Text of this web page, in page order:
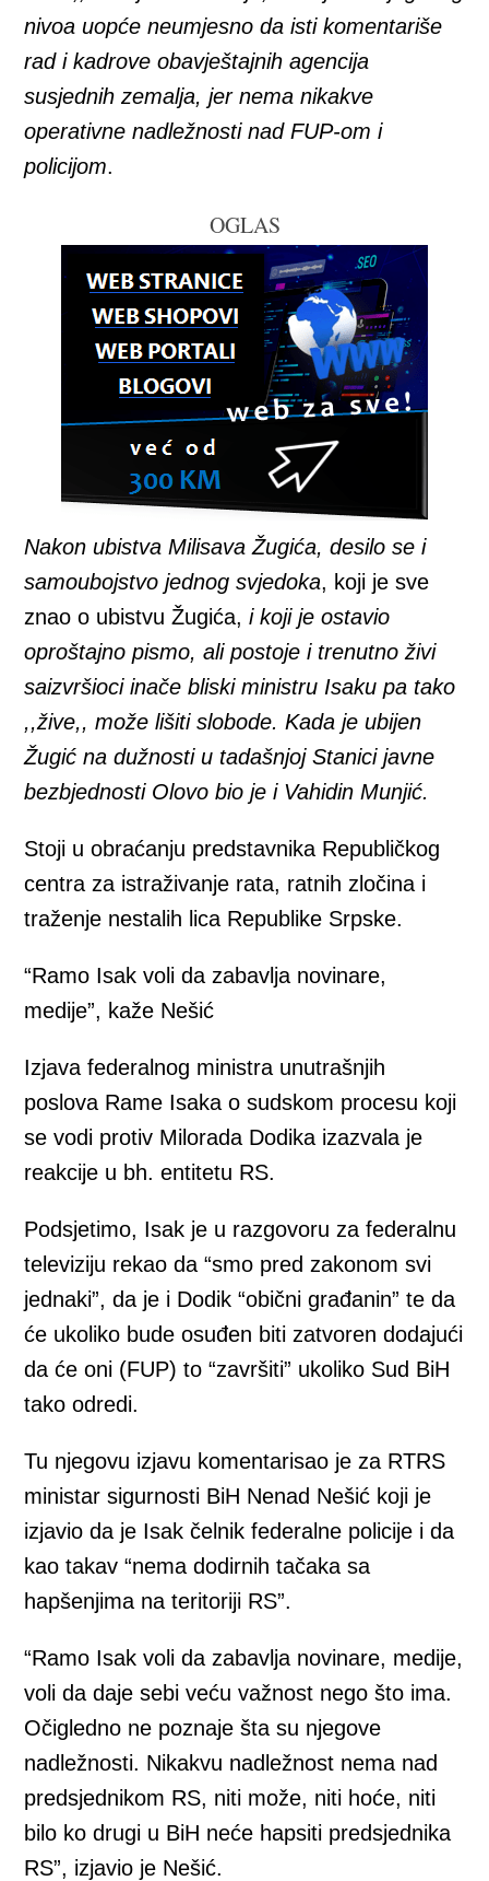
nivoa uopće neumjesno da isti komentariše
rad i kadrove obavještajnih agencija
susjednih zemalja, jer nema nikakve
operativne nadležnosti nad FUP-om i
policijom.
OGLAS
Nakon ubistva Milisava Žugića, desilo se i
samoubojstvo jednog svjedoka, koji je sve
znao o ubistvu Žugića, i koji je ostavio
oproštajno pismo, ali postoje i trenutno živi
saizvršioci inače bliski ministru Isaku pa tako
,,žive,, može lišiti slobode. Kada je ubijen
Žugić na dužnosti u tadašnjoj Stanici javne
bezbjednosti Olovo bio je i Vahidin Munjić.
Stoji u obraćanju predstavnika Republičkog
centra za istraživanje rata, ratnih zločina i
traženje nestalih lica Republike Srpske.
“Ramo Isak voli da zabavlja novinare,
medije”, kaže Nešić
Izjava federalnog ministra unutrašnjih
poslova Rame Isaka o sudskom procesu koji
se vodi protiv Milorada Dodika izazvala je
reakcije u bh. entitetu RS.
Podsjetimo, Isak je u razgovoru za federalnu
televiziju rekao da “smo pred zakonom svi
jednaki”, da je i Dodik “obični građanin” te da
će ukoliko bude osuđen biti zatvoren dodajući
da će oni (FUP) to “završiti” ukoliko Sud BiH
tako odredi.
Tu njegovu izjavu komentarisao je za RTRS
ministar sigurnosti BiH Nenad Nešić koji je
izjavio da je Isak čelnik federalne policije i da
kao takav “nema dodirnih tačaka sa
hapšenjima na teritoriji RS”.
“Ramo Isak voli da zabavlja novinare, medije,
voli da daje sebi veću važnost nego što ima.
Očigledno ne poznaje šta su njegove
nadležnosti. Nikakvu nadležnost nema nad
predsjednikom RS, niti može, niti hoće, niti
bilo ko drugi u BiH neće hapsiti predsjednika
RS”, izjavio je Nešić.